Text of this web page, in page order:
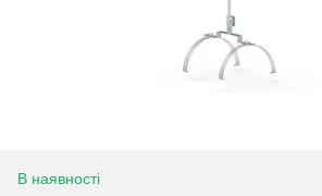
В наявності